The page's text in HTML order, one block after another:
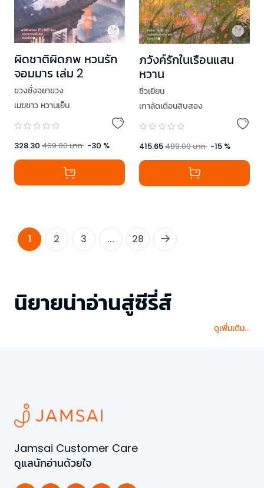
ผิดชาติผิดภพ หวนรัก
จอมมาร เล่ม 2
ขวงซั่งจยาขวง
เมฆขาว หวานเย็น
328.30 469.00บาท -30 %
ภวังค์รักในเรือนแสน
หวาน
ซิ่วเยียน
เกาลัดเดือนสิบสอง
415.65489.00บาท -15 %
1 2 3 ... 28
นิยายน่าอ่านสู่ซีรี่ส์
ดูเพิ่มเติม...
Jamsai Customer Care
ดูแลนักอ่านด้วยใจ